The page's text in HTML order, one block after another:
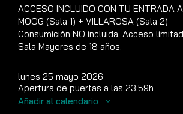
ACCESO INCLUIDO CON TU ENTRADA
MOOG (Sala 1) + VILLAROSA (Sala 2)
Consumición NO incluida. Acceso
Sala Mayores de 18 años.
lunes 25 mayo 2026
Apertura de puertas a las 23:59h
Añadir al calendario